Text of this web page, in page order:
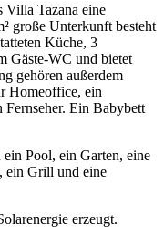
Villa Tazana eine
große Unterkunft besteht
Küche, 3
Gäste-WC und bietet
gehören außerdem
Homeoffice, ein
Fernseher. Ein Babybett
Pool, ein Garten, eine
ein Grill und eine
erzeugt.